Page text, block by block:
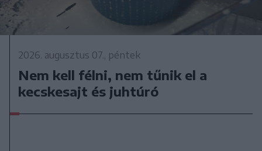
2026. augusztus 07., péntek
Nem kell félni, nem tűnik el a
kecskesajt és juhtúró